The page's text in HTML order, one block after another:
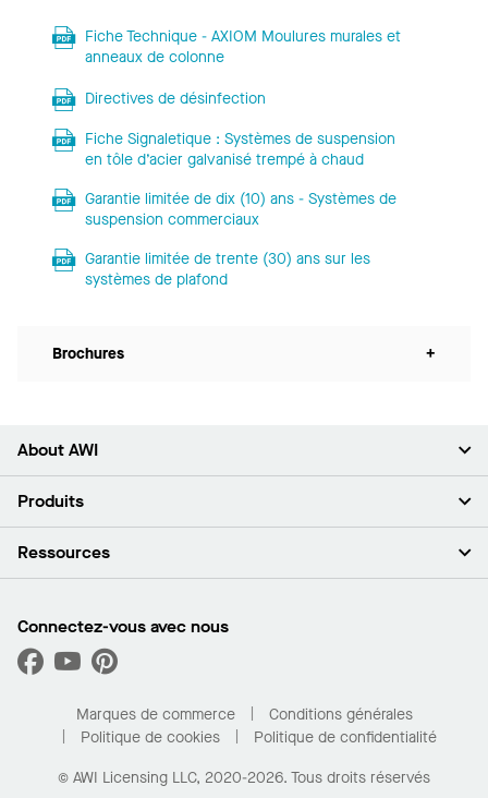
Fiche Technique - AXIOM Moulures murales et
anneaux de colonne
Directives de désinfection
Fiche Signaletique : Systèmes de suspension
en tôle d’acier galvanisé trempé à chaud
Garantie limitée de dix (10) ans - Systèmes de
suspension commerciaux
Garantie limitée de trente (30) ans sur les
systèmes de plafond
Brochures +
About AWI
À propos de nous
Espace presse
Quelles sont mes options d’achat?
Produits
Plafonds
Capacités sur mesure
Performance
Ressources
Trouver un distributeur
Trouver un distributeur
Pour la maison
Connectez-vous avec nous
Marques de commerce
Conditions générales
Politique de cookies
Politique de confidentialité
© AWI Licensing LLC, 2020-2026. Tous droits réservés